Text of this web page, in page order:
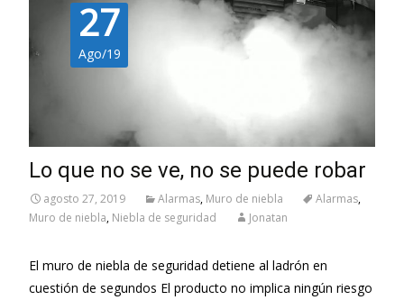
27
Ago/19
Lo que no se ve, no se puede robar
agosto 27, 2019 Alarmas, Muro de niebla Alarmas,
Muro de niebla, Niebla de seguridad Jonatan
El muro de niebla de seguridad detiene al ladrón en
cuestión de segundos El producto no implica ningún riesgo